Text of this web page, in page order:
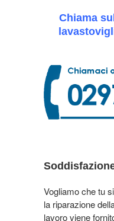
Chiama
Vogliamo che tu
la riparazione
lavoro viene